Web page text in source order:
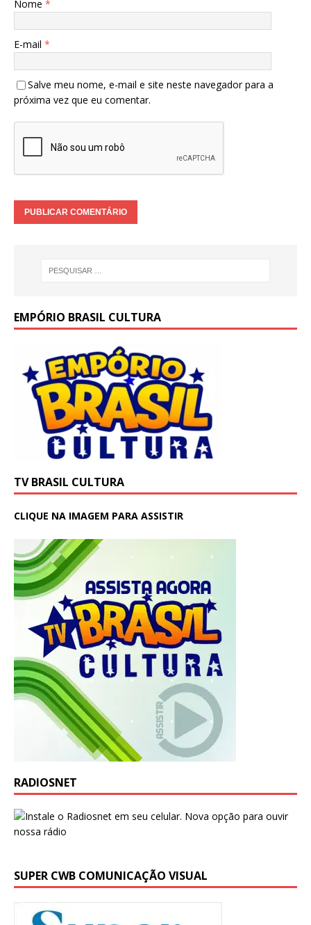
Nome *
E-mail *
Salve meu nome, e-mail e site neste navegador para a
próxima vez que eu comentar.
EMPÓRIO BRASIL CULTURA
TV BRASIL CULTURA
CLIQUE NA IMAGEM PARA ASSISTIR
RADIOSNET
SUPER CWB COMUNICAÇÃO VISUAL